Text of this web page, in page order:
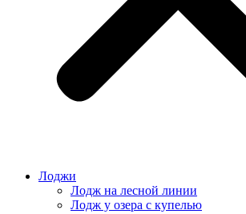
Лоджи
Лодж на лесной линии
Лодж у озера с купелью